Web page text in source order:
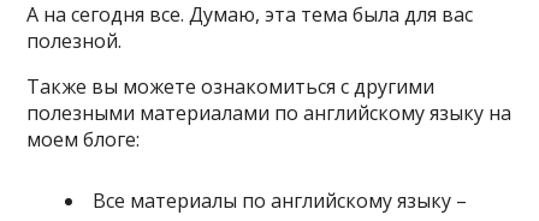
А на сегодня все. Думаю, эта тема была для вас
полезной.
Также вы можете ознакомиться с другими
полезными материалами по английскому языку на
моем блоге:
Все материалы по английскому языку –